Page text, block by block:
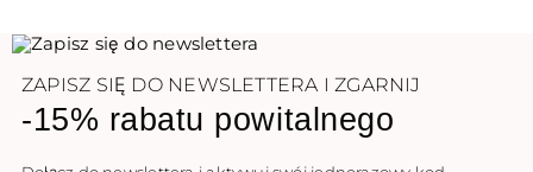
ZAPISZ SIĘ DO NEWSLETTERA I ZGARNIJ
-15% rabatu powitalnego